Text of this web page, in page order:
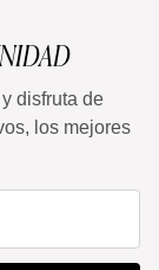
disfruta de
los mejores